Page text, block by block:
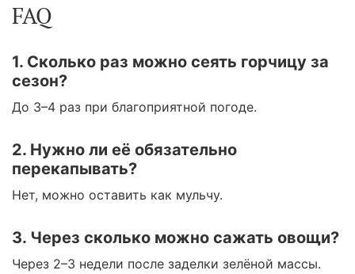
FAQ
1. Сколько раз можно сеять горчицу за
сезон?
До 3–4 раз при благоприятной погоде.
2. Нужно ли её обязательно
перекапывать?
Нет, можно оставить как мульчу.
3. Через сколько можно сажать овощи?
Через 2–3 недели после заделки зелёной массы.